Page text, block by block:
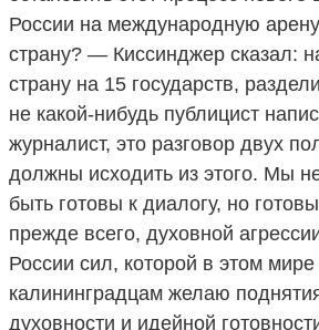
России на международную
страну? — Киссинджер сказал:
страну на 15 государств,
не какой-нибудь публицист
журналист, это разговор двух
должны исходить из этого. Мы
быть готовы к диалогу, но
прежде всего, духовной
России сил, которой в этом
калининградцам желаю
духовности и идейной